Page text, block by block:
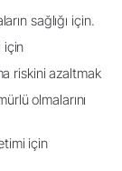
sağlığı için.
için
riskini azaltmak
olmalarını
için